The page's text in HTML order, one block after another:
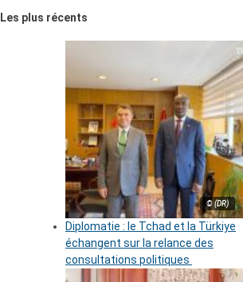
Les plus récents
© (DR)
Diplomatie : le Tchad et la Türkiye
échangent sur la relance des
consultations politiques